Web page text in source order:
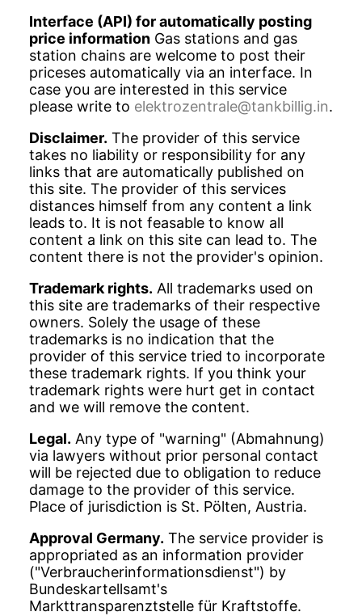
Interface (API) for automatically posting
price information Gas stations and gas
station chains are welcome to post their
priceses automatically via an interface. In
case you are interested in this service
please write to elektrozentrale@tankbillig.in.
Disclaimer. The provider of this service
takes no liability or responsibility for any
links that are automatically published on
this site. The provider of this services
distances himself from any content a link
leads to. It is not feasable to know all
content a link on this site can lead to. The
content there is not the provider's opinion.
Trademark rights. All trademarks used on
this site are trademarks of their respective
owners. Solely the usage of these
trademarks is no indication that the
provider of this service tried to incorporate
these trademark rights. If you think your
trademark rights were hurt get in contact
and we will remove the content.
Legal. Any type of "warning" (Abmahnung)
via lawyers without prior personal contact
will be rejected due to obligation to reduce
damage to the provider of this service.
Place of jurisdiction is St. Pölten, Austria.
Approval Germany. The service provider is
appropriated as an information provider
("Verbraucherinformationsdienst") by
Bundeskartellsamt's
Markttransparenztstelle für Kraftstoffe.